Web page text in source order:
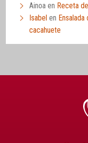
Ainoa en Receta
Isabel en
cacahuete